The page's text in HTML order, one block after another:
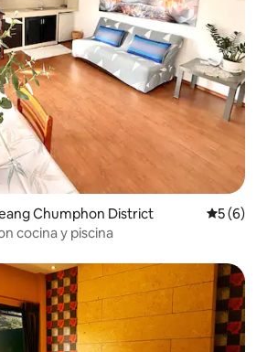
Chumphon District
5 (6)
cocina y piscina